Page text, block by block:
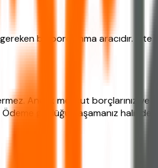
bir borçlanma aracıdır. İşte
Ancak mevcut borçlarınız
güçlüğü yaşamanız